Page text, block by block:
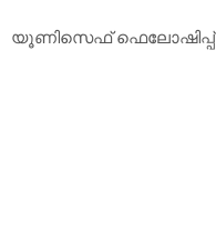
യൂണിസെഫ് ഫെലോഷിപ്പ്